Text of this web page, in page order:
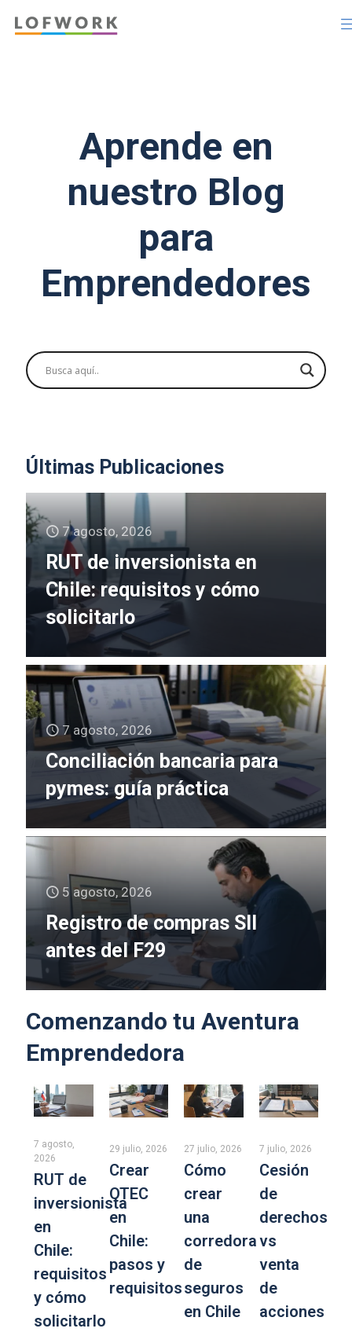
Aprende en
nuestro Blog
para
Emprendedores
Últimas Publicaciones
7 agosto, 2026
RUT de inversionista en
Chile: requisitos y cómo
solicitarlo
7 agosto, 2026
Conciliación bancaria para
pymes: guía práctica
5 agosto, 2026
Registro de compras SII
antes del F29
Comenzando tu Aventura
Emprendedora
7 agosto,
2026
RUT de
inversionista
en
Chile:
requisitos
y cómo
solicitarlo
29 julio, 2026
Crear
OTEC
en
Chile:
pasos y
requisitos
27 julio, 2026
Cómo
crear
una
corredora
de
seguros
en Chile
7 julio, 2026
Cesión
de
derechos
vs
venta
de
acciones